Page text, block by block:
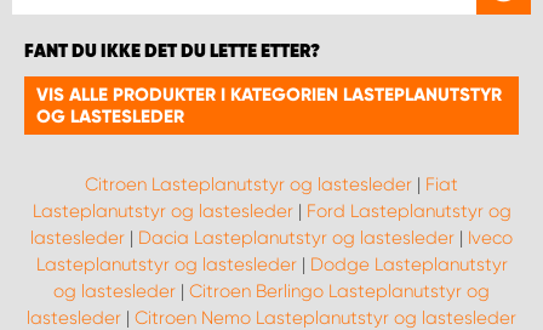
FANT DU IKKE DET DU LETTE ETTER?
VIS ALLE PRODUKTER I KATEGORIEN LASTEPLANUTSTYR
OG LASTESLEDER
Citroen Lasteplanutstyr og lastesleder | Fiat
Lasteplanutstyr og lastesleder| Ford Lasteplanutstyr og
lastesleder | Dacia Lasteplanutstyr og lastesleder | Iveco
Lasteplanutstyr og lastesleder| Dodge Lasteplanutstyr
og lastesleder | Citroen Berlingo Lasteplanutstyr og
lastesleder | Citroen Nemo Lasteplanutstyr og lastesleder